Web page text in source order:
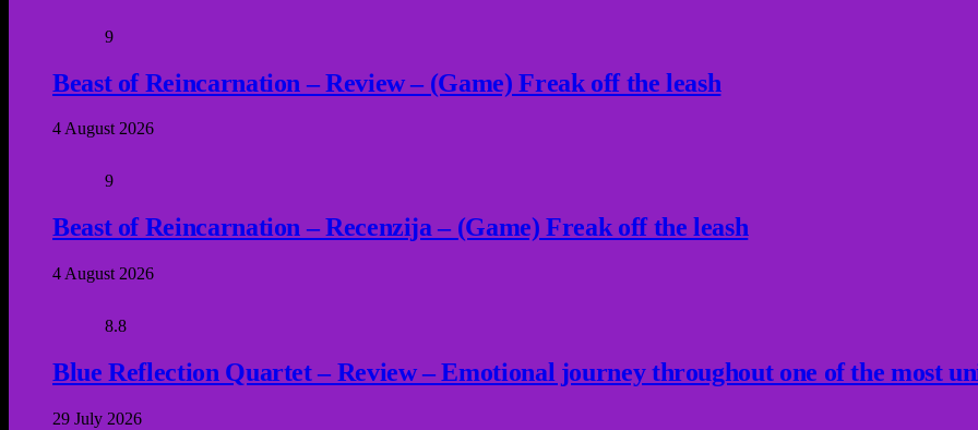
9
Beast of Reincarnation – Review – (Game) Freak off the leash
4 August 2026
9
Beast of Reincarnation – Recenzija – (Game) Freak off the leash
4 August 2026
8.8
Blue Reflection Quartet – Review – Emotional journey throughout one of the most
29 July 2026